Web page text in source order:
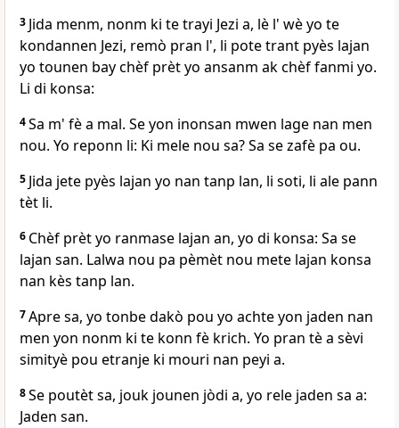
3 Jida menm, nonm ki te trayi Jezi a, lè l' wè yo te
kondannen Jezi, remò pran l', li pote trant pyès lajan
yo tounen bay chèf prèt yo ansanm ak chèf fanmi yo.
Li di konsa:
4Sa m' fè a mal. Se yon inonsan mwen lage nan men
nou. Yo reponn li: Ki mele nou sa? Sa se zafè pa ou.
5 Jida jete pyès lajan yo nan tanp lan, li soti, li ale pann
tèt li.
6 Chèf prèt yo ranmase lajan an, yo di konsa: Sa se
lajan san. Lalwa nou pa pèmèt nou mete lajan konsa
nan kès tanp lan.
7Apre sa, yo tonbe dakò pou yo achte yon jaden nan
men yon nonm ki te konn fè krich. Yo pran tè a sèvi
simityè pou etranje ki mouri nan peyi a.
8Se poutèt sa, jouk jounen jòdi a, yo rele jaden sa a:
Jaden san.